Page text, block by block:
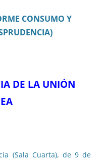
CONSUMO Y
DE LA UNIÓN
(Sala Cuarta), de 9 de